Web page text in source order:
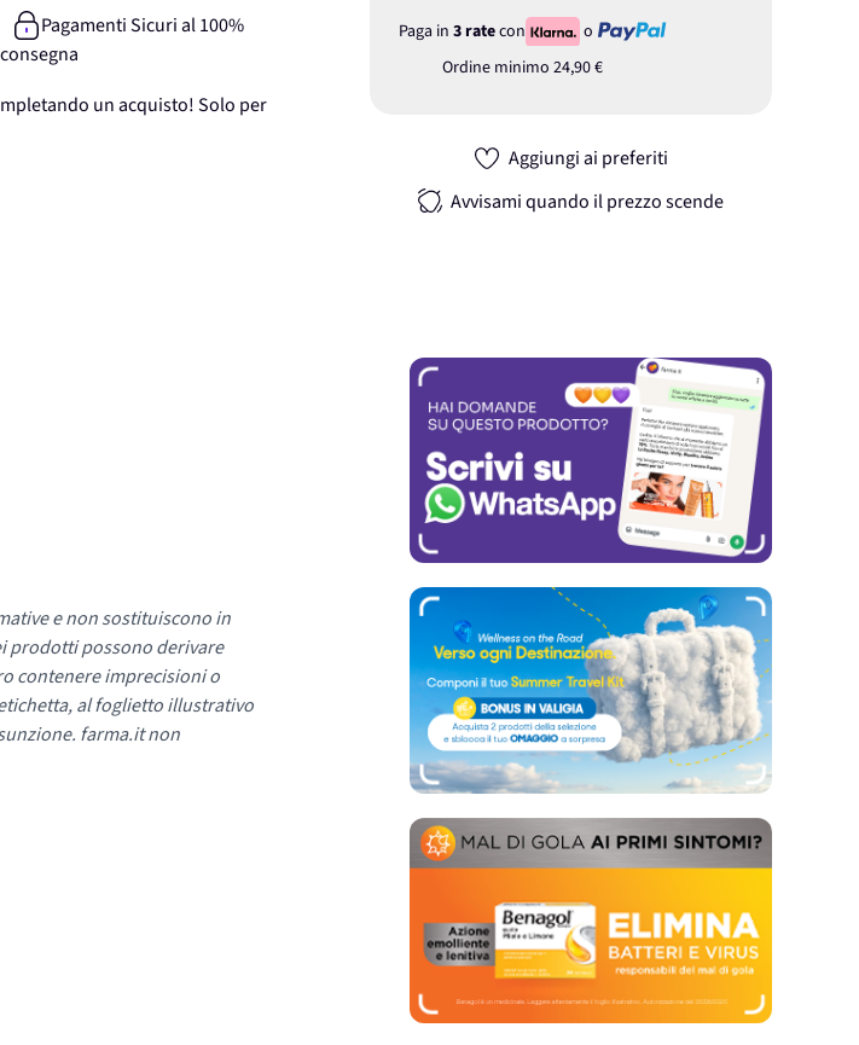
Paga in 3 ratecon
o
Ordine minimo 24,90 €
Aggiungi ai preferiti
Avvisami quando il prezzo scende
Pagamenti Sicuri al 100%
un acquisto! Solo per
e non sostituiscono in
prodotti possono derivare
contenere imprecisioni o
al foglietto illustrativo
farma.it non